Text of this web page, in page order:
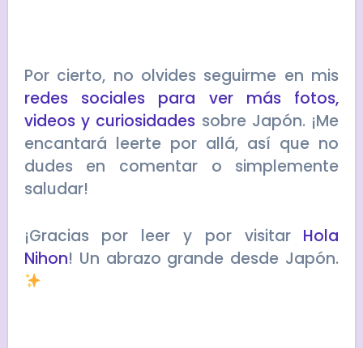
Por cierto, no olvides seguirme en mis
redes sociales para ver más fotos,
videos y curiosidades sobre Japón. ¡Me
encantará leerte por allá, así que no
dudes en comentar o simplemente
saludar!
¡Gracias por leer y por visitar Hola
Nihon! Un abrazo grande desde Japón.